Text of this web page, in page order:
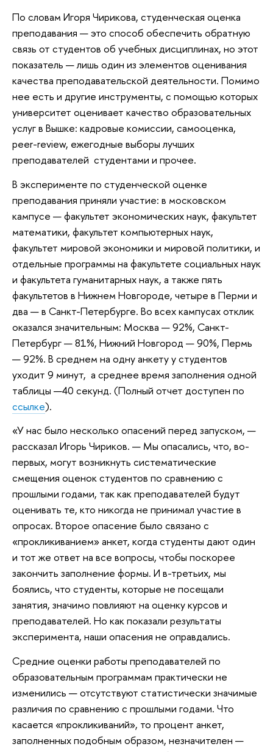
По словам Игоря Чирикова, студенческая оценка
преподавания — это способ обеспечить обратную
связь от студентов об учебных дисциплинах, но этот
показатель — лишь один из элементов оценивания
качества преподавательской деятельности. Помимо
нее есть и другие инструменты, с помощью которых
университет оценивает качество образовательных
услуг в Вышке: кадровые комиссии, самооценка,
peer-review, ежегодные выборы лучших
преподавателей студентами и прочее.
В эксперименте по студенческой оценке
преподавания приняли участие: в московском
кампусе — факультет экономических наук, факультет
математики, факультет компьютерных наук,
факультет мировой экономики и мировой политики, и
отдельные программы на факультете социальных наук
и факультета гуманитарных наук, а также пять
факультетов в Нижнем Новгороде, четыре в Перми и
два — в Санкт-Петербурге. Во всех кампусах отклик
оказался значительным: Москва — 92%, Санкт-
Петербург — 81%, Нижний Новгород — 90%, Пермь
— 92%. В среднем на одну анкету у студентов
уходит 9 минут, а среднее время заполнения одной
таблицы —40 секунд. (Полный отчет доступен по
ссылке).
«У нас было несколько опасений перед запуском, —
рассказал Игорь Чириков. — Мы опасались, что, во-
первых, могут возникнуть систематические
смещения оценок студентов по сравнению с
прошлыми годами, так как преподавателей будут
оценивать те, кто никогда не принимал участие в
опросах. Второе опасение было связано с
«прокликиванием» анкет, когда студенты дают один
и тот же ответ на все вопросы, чтобы поскорее
закончить заполнение формы. И в-третьих, мы
боялись, что студенты, которые не посещали
занятия, значимо повлияют на оценку курсов и
преподавателей. Но как показали результаты
эксперимента, наши опасения не оправдались.
Средние оценки работы преподавателей по
образовательным программам практически не
изменились — отсутствуют статистически значимые
различия по сравнению с прошлыми годами. Что
касается «прокликиваний», то процент анкет,
заполненных подобным образом, незначителен —